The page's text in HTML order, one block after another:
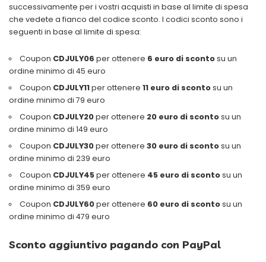
successivamente per i vostri acquisti in base al limite di spesa
che vedete a fianco del codice sconto. I codici sconto sono i
seguenti in base al limite di spesa:
Coupon CDJULY06 per ottenere 6 euro di scontosu un
ordine minimo di 45 euro
Coupon CDJULY11per ottenere 11 euro di scontosu un
ordine minimo di 79 euro
Coupon CDJULY20per ottenere 20 euro di scontosu un
ordine minimo di 149 euro
Coupon CDJULY30per ottenere 30 euro di scontosu un
ordine minimo di 239 euro
Coupon CDJULY45per ottenere 45 euro di scontosu un
ordine minimo di 359 euro
Coupon CDJULY60per ottenere 60 euro di scontosu un
ordine minimo di 479 euro
Sconto aggiuntivo pagando con PayPal